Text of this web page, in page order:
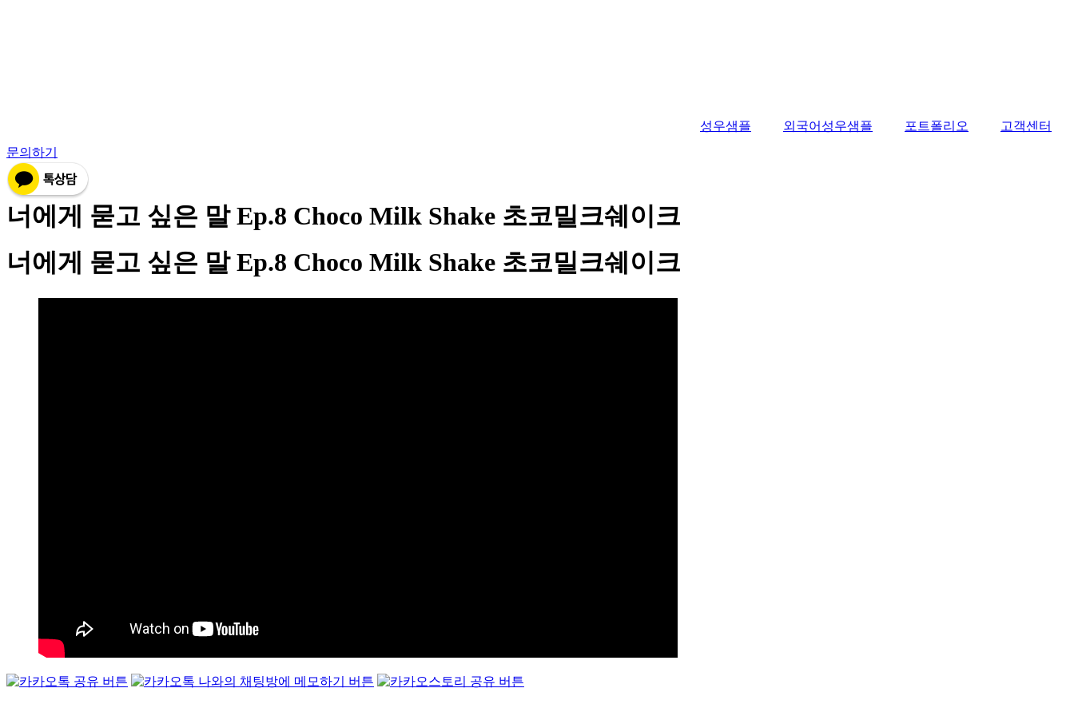
성우샘플 외국어성우샘플 포트폴리오
고객센터
문의하기
너에게 묻고 싶은 말 Ep.8 Choco Milk Shake 초코밀크쉐이크
너에게 묻고 싶은 말 Ep.8 Choco Milk Shake 초코밀크쉐이크